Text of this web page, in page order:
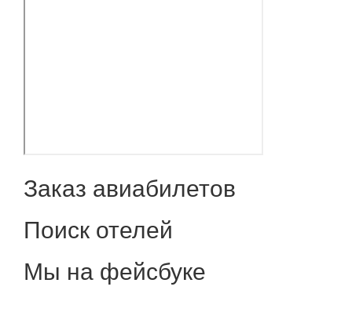
Заказ авиабилетов
Поиск отелей
Мы на фейсбуке